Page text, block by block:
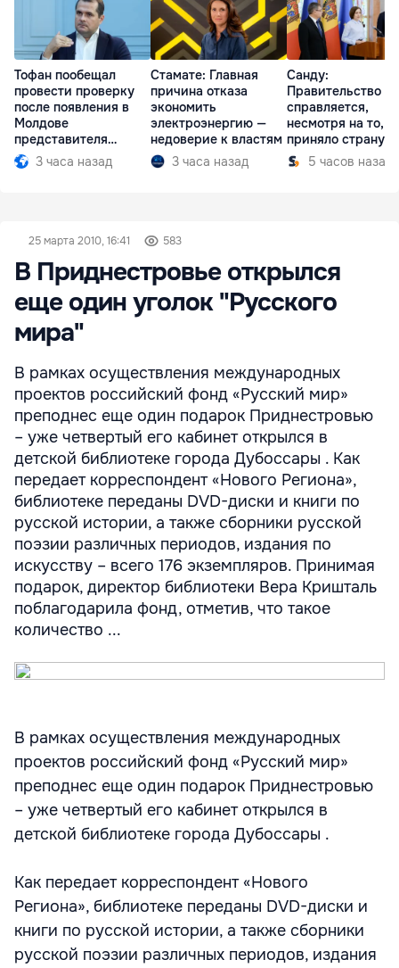
Тофан пообещал
провести проверку
после появления в
Молдове
представителя
Южной Осетии
3 часа назад
Стамате: Главная
причина отказа
экономить
электроэнергию —
недоверие к властям
3 часа назад
Санду:
Правительство
справляется,
несмотря на то,
приняло страну в
разгар кризиса
5 часов назад
25 марта 2010, 16:41 583
В Приднестровье открылся
еще один уголок "Русского
мира"
В рамках осуществления международных
проектов российский фонд «Русский мир»
преподнес еще один подарок Приднестровью
– уже четвертый его кабинет открылся в
детской библиотеке города Дубоссары . Как
передает корреспондент «Нового Региона»,
библиотеке переданы DVD-диски и книги по
русской истории, а также сборники русской
поэзии различных периодов, издания по
искусству – всего 176 экземпляров. Принимая
подарок, директор библиотеки Вера Кришталь
поблагодарила фонд, отметив, что такое
количество ...
В рамках осуществления международных
проектов российский фонд «Русский мир»
преподнес еще один подарок Приднестровью
– уже четвертый его кабинет открылся в
детской библиотеке города Дубоссары .
Как передает корреспондент «Нового
Региона», библиотеке переданы DVD-диски и
книги по русской истории, а также сборники
русской поэзии различных периодов, издания